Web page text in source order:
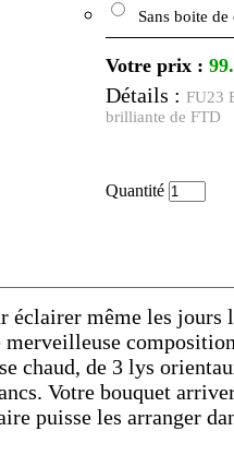
Sans boite
Votre prix :
Détails : FU23
brilliante de FTD
Quantité
éclairer même les jours
merveilleuse
chaud, de 3 lys
Votre bouquet
puisse les arranger